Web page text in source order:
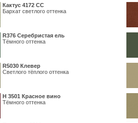
Кактус 4172 СС
Бархат светлого оттенка
R376 Серебристая ель
Тёмного оттенка
R5030 Клевер
Светлого тёплого оттенка
Н 3501 Красное вино
Тёмного оттенка